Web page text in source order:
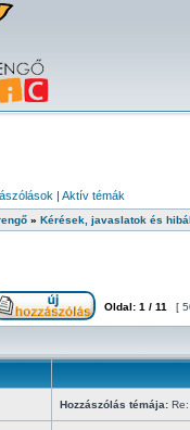
| Aktív témák
» Kérések, javaslatok és
Oldal: 1 / 11 [
Hozzászólás témája: